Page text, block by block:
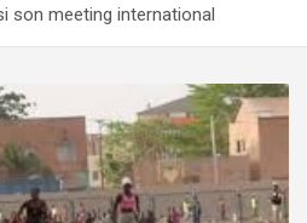
son meeting international